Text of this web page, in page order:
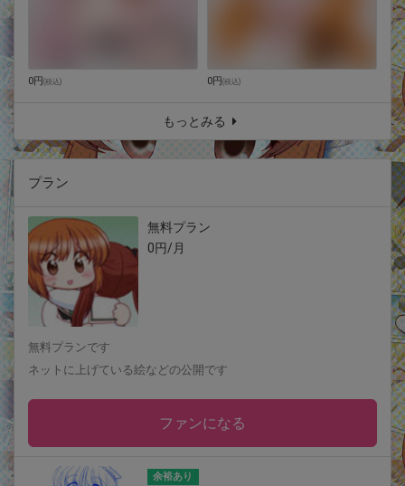
0円(税込) 0円(税込)
もっとみる
プラン
無料プラン
0円/月
無料プランです
ネットに上げている絵などの公開です
ファンになる
余裕あり